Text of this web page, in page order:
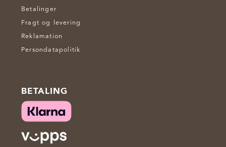
Betalinger
Fragt og levering
Reklamation
Persondatapolitik
BETALING